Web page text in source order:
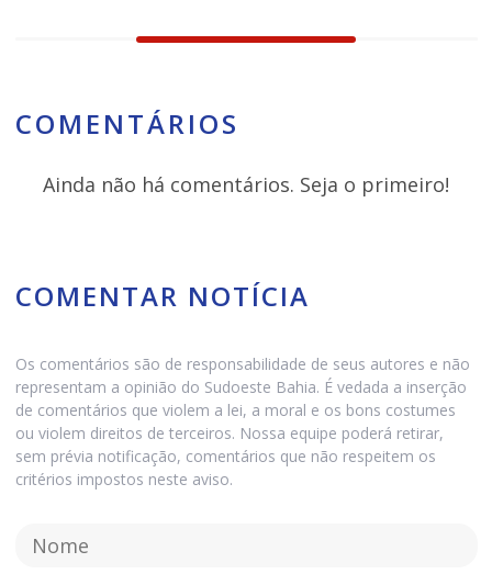
COMENTÁRIOS
Ainda não há comentários. Seja o primeiro!
COMENTAR NOTÍCIA
Os comentários são de responsabilidade de seus autores e não
representam a opinião do Sudoeste Bahia. É vedada a inserção
de comentários que violem a lei, a moral e os bons costumes
ou violem direitos de terceiros. Nossa equipe poderá retirar,
sem prévia notificação, comentários que não respeitem os
critérios impostos neste aviso.